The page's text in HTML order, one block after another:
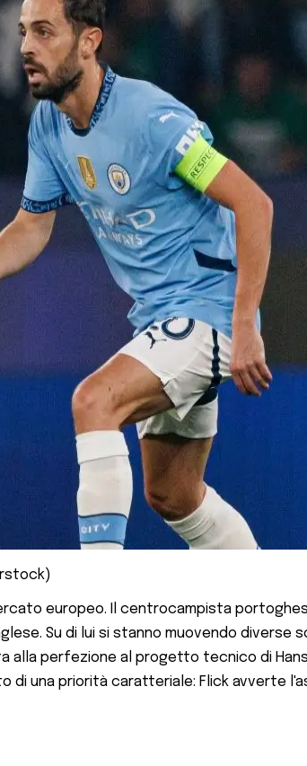
europeo. Il centrocampista
Su di lui si stanno muovendo
perfezione al progetto tecnico di
di una priorità caratteriale: Flick avverte